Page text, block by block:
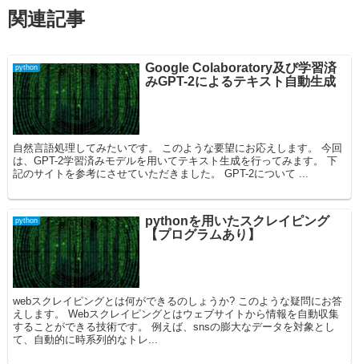
関連記事
python
Google Colaboratory及び学習済
みGPT-2によるテキスト自動生成
自然言語処理してみたいです。 このような要望にお応えします。 今回
は、GPT-2学習済みモデルを用いてテキスト生成を行ってみます。 下
記のサイトを参考にさせていただきました。 GPT-2について ...
python
pythonを用いたスクレイピング
【プログラムあり】
webスクレイピングとは何ができるのしょうか? このような疑問にお答
えします。 Webスクレイピングとはウェブサイトから情報を自動収集
することができる技術です。 例えば、snsの膨大なデータを対象とし
て、自動的に時系列的なトレ...